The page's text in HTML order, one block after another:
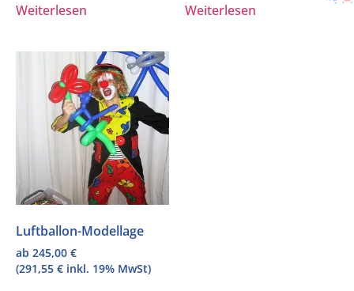
Weiterlesen Weiterlesen
Luftballon-Modellage
ab 245,00 €
(291,55 € inkl. 19% MwSt)